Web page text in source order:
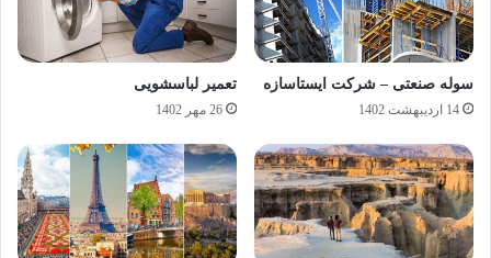
سوله صنعتی – شرکت ایستاسازه
14 اردیبهشت 1402
تعمیر لباسشویی
26 مهر 1402